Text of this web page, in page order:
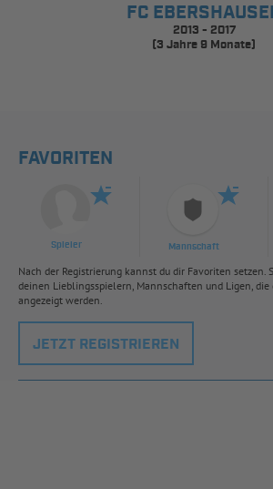
FC
2013 - 2017
(3 Jahre 9 Monate)
FAVORITEN
Spieler Mannschaft
Nach der Registrierung kannst du dir Favoriten setzen.
deinen Lieblingsspielern, Mannschaften und Ligen,
angezeigt werden.
JETZT REGISTRIEREN